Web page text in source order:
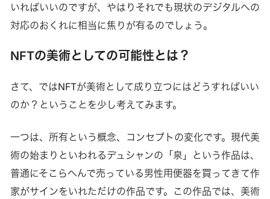
いればいいのですが、やはりそれでも現状のデジタルへの
対応のおくれに相当に焦りが有るのでしょう。
NFTの美術としての可能性とは？
さて、ではNFTが美術として成り立つにはどうすればいい
のか？ということを少し考えてみます。
一つは、所有という概念、コンセプトの変化です。現代美
術の始まりといわれるデュシャンの「泉」という作品は、
普通にそこらへんで売っている男性用便器を買ってきて作
家がサインをいれただけの作品です。この作品では、美術